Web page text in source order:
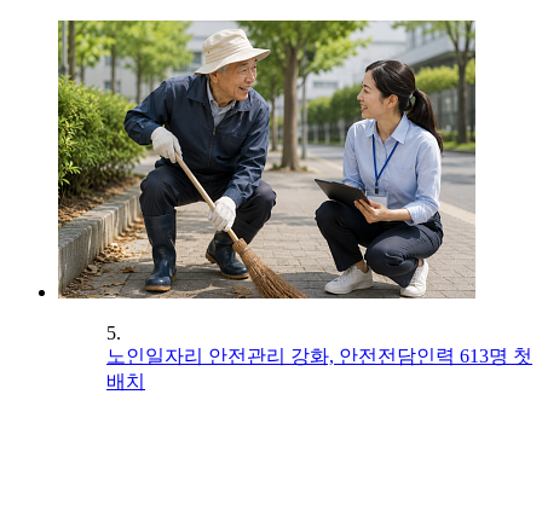
5.
노인일자리 안전관리 강화, 안전전담인력 613명 첫
배치